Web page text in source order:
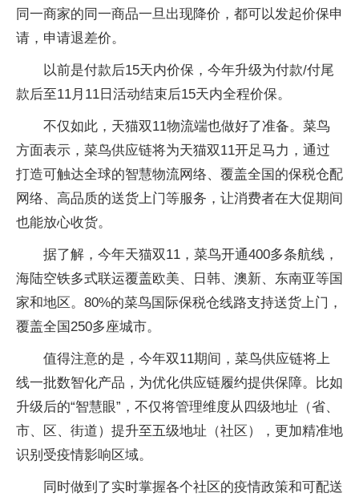
同一商家的同一商品一旦出现降价，都可以发起价保申
请，申请退差价。
以前是付款后15天内价保，今年升级为付款/付尾
款后至11月11日活动结束后15天内全程价保。
不仅如此，天猫双11物流端也做好了准备。菜鸟
方面表示，菜鸟供应链将为天猫双11开足马力，通过
打造可触达全球的智慧物流网络、覆盖全国的保税仓配
网络、高品质的送货上门等服务，让消费者在大促期间
也能放心收货。
据了解，今年天猫双11，菜鸟开通400多条航线，
海陆空铁多式联运覆盖欧美、日韩、澳新、东南亚等国
家和地区。80%的菜鸟国际保税仓线路支持送货上门，
覆盖全国250多座城市。
值得注意的是，今年双11期间，菜鸟供应链将上
线一批数智化产品，为优化供应链履约提供保障。比如
升级后的“智慧眼”，不仅将管理维度从四级地址（省、
市、区、街道）提升至五级地址（社区），更加精准地
识别受疫情影响区域。
同时做到了实时掌握各个社区的疫情政策和可配送